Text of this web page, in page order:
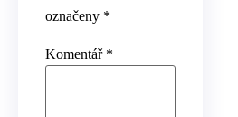
označeny *
Komentář *